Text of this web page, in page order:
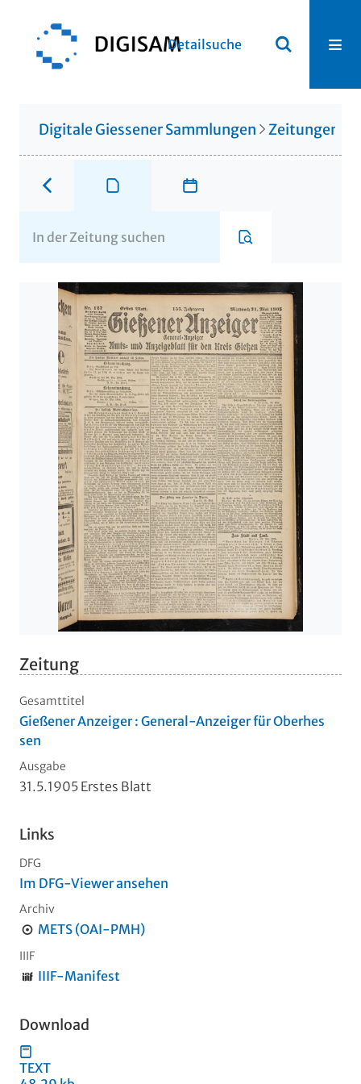
Detailsuche
Digitale Giessener Sammlungen Zeitungen
Zeitung
Gesamttitel
Gießener Anzeiger : General-Anzeiger für Oberhes
sen
Ausgabe
31.5.1905 Erstes Blatt
Links
DFG
Im DFG-Viewer ansehen
Archiv
METS (OAI-PMH)
IIIF
IIIF-Manifest
Download
TEXT